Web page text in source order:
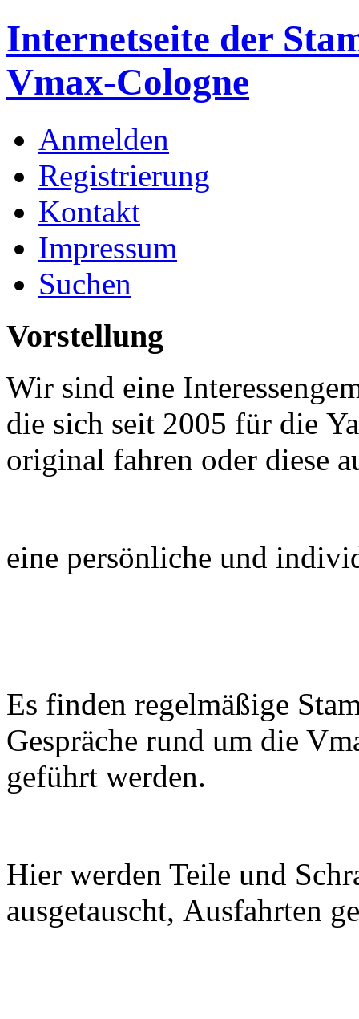
Internetseite der
Vmax-Cologne
Anmelden
Registrierung
Kontakt
Impressum
Suchen
Vorstellung
Wir sind eine
die sich seit 2005 für die
original fahren oder diese
eine persönliche und
Es finden regelmäßige
Gespräche rund um die
geführt werden.
Hier werden Teile und
ausgetauscht, Ausfahrten